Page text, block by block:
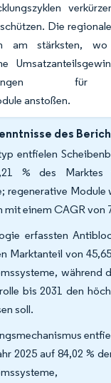
Die
am stärksten,
für
anstoßen.
des
entfielen
% des Marktes
regenerative Module
einem CAGR von
erfassten
Marktanteil von
während
bis 2031 den
soll.
2025 auf 84,02 %